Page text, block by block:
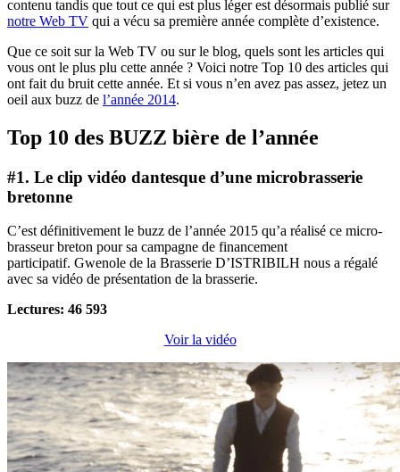
contenu tandis que tout ce qui est plus léger est désormais publié sur
notre Web TV qui a vécu sa première année complète d’existence.
Que ce soit sur la Web TV ou sur le blog, quels sont les articles qui
vous ont le plus plu cette année ? Voici notre Top 10 des articles qui
ont fait du bruit cette année. Et si vous n’en avez pas assez, jetez un
oeil aux buzz de l’année 2014.
Top 10 des BUZZ bière de l’année
#1. Le clip vidéo dantesque d’une microbrasserie
bretonne
C’est définitivement le buzz de l’année 2015 qu’a réalisé ce micro-
brasseur breton pour sa campagne de financement
participatif. Gwenole de la Brasserie D’ISTRIBILH nous a régalé
avec sa vidéo de présentation de la brasserie.
Lectures: 46 593
Voir la vidéo